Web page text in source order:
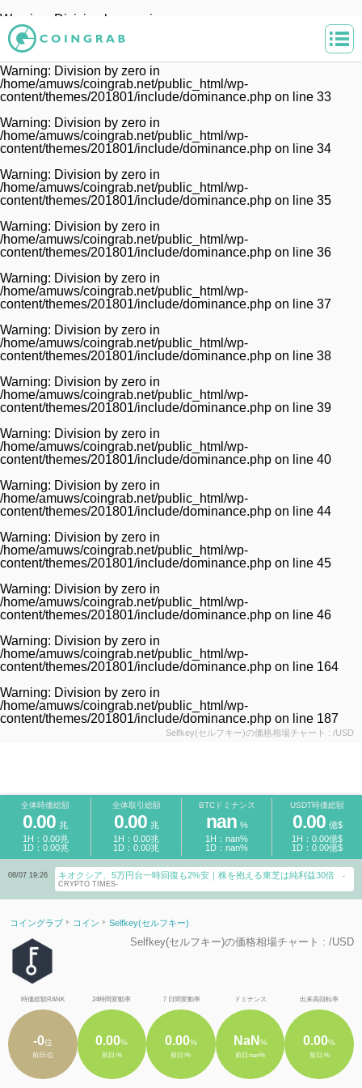
Warning
: Division by zero in
/home/amuws/coingrab.net/public_html/wp-
content/themes/201801/include/dominance.php
32
Warning: Division by zero in
/home/amuws/coingrab.net/public_html/wp-
content/themes/201801/include/dominance.php on line 33
Warning: Division by zero in
/home/amuws/coingrab.net/public_html/wp-
content/themes/201801/include/dominance.php on line 34
Warning: Division by zero in
/home/amuws/coingrab.net/public_html/wp-
content/themes/201801/include/dominance.php on line 35
Warning: Division by zero in
/home/amuws/coingrab.net/public_html/wp-
content/themes/201801/include/dominance.php on line 36
Warning: Division by zero in
/home/amuws/coingrab.net/public_html/wp-
content/themes/201801/include/dominance.php on line 37
Warning: Division by zero in
/home/amuws/coingrab.net/public_html/wp-
content/themes/201801/include/dominance.php on line 38
Warning: Division by zero in
/home/amuws/coingrab.net/public_html/wp-
content/themes/201801/include/dominance.php on line 39
Warning: Division by zero in
/home/amuws/coingrab.net/public_html/wp-
content/themes/201801/include/dominance.php on line 40
Warning: Division by zero in
/home/amuws/coingrab.net/public_html/wp-
content/themes/201801/include/dominance.php on line 44
Warning: Division by zero in
/home/amuws/coingrab.net/public_html/wp-
content/themes/201801/include/dominance.php on line 45
Warning: Division by zero in
/home/amuws/coingrab.net/public_html/wp-
content/themes/201801/include/dominance.php on line 46
Warning: Division by zero in
/home/amuws/coingrab.net/public_html/wp-
content/themes/201801/include/dominance.php on line 164
Warning: Division by zero in
/home/amuws/coingrab.net/public_html/wp-
content/themes/201801/include/dominance.php on line 187
Selfkey(セルフキー)の価格相場チャート : /USD
全体時価総額 全体取引総額 BTCドミナンス USDT時価総額
0.00 兆
1H：0.00兆
1D：0.00兆
0.00 兆
1H：0.00兆
1D：0.00兆
nan %
1H：nan%
1D：nan%
0.00 億$
1H：0.00億$
1D：0.00億$
08/07 19:26 キオクシア、5万円台一時回復も2%安｜株を抱える東芝は純利益30倍
-
CRYPTO TIMES-
コイングラブ コイン Selfkey(セルフキー)
Selfkey(セルフキー)の価格相場チャート : /USD
時価総額RANK
-0位
前日:位
24時間変動率
0.00%
前日:%
７日間変動率
0.00%
前日:%
ドミナンス
NaN %
前日:nan%
出来高回転率
0.00%
前日:%